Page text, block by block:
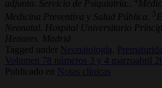
adjunta. Servicio de Psiquiatría..
Medicina Preventiva y Salud Pública. 5
Neonatal. Hospital Universitario
Henares. Madrid
Tagged under
Neonatología,
Volumen 78 números 3 y 4 marzoabril
Publicado en
Notas clínicas